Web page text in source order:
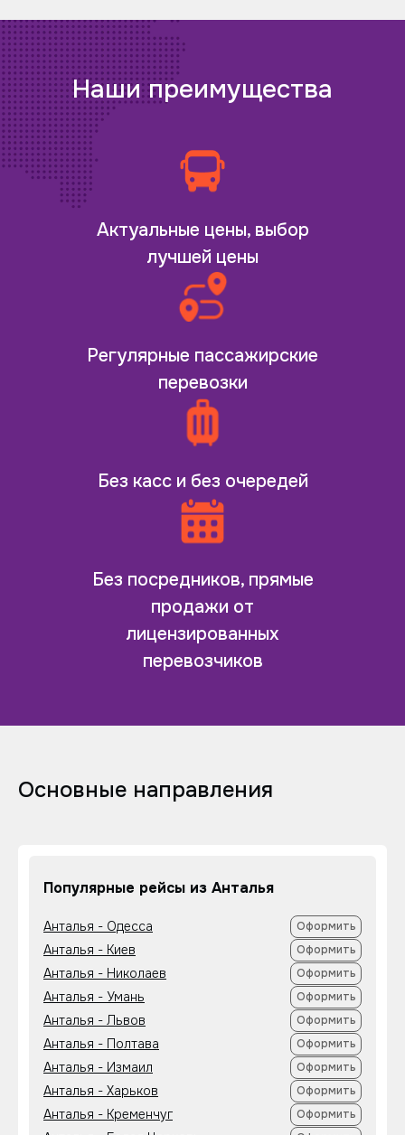
Наши преимущества
Актуальные цены, выбор
лучшей цены
Регулярные пассажирские
перевозки
Без касс и без очередей
Без посредников, прямые
продажи от
лицензированных
перевозчиков
Основные направления
Популярные рейсы из Анталья
Анталья - Одесса Оформить
Анталья - Киев Оформить
Анталья - Николаев Оформить
Анталья - Умань Оформить
Анталья - Львов Оформить
Анталья - Полтава Оформить
Анталья - Измаил Оформить
Анталья - Харьков Оформить
Анталья - Кременчуг Оформить